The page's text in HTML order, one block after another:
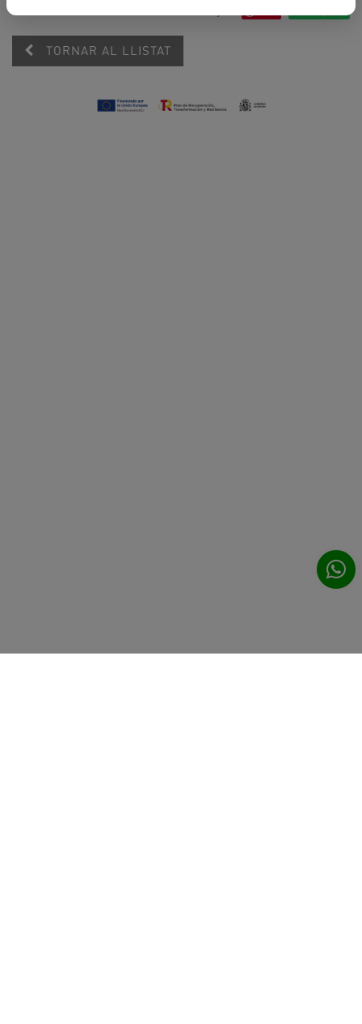
TORNAR AL LLISTAT